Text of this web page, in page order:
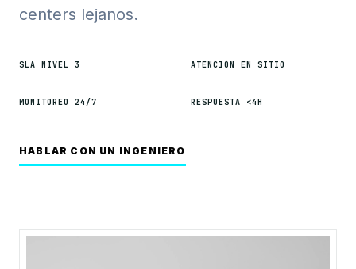
centers lejanos.
SLA NIVEL 3 ATENCIÓN EN SITIO
MONITOREO 24/7 RESPUESTA <4H
HABLAR CON UN INGENIERO